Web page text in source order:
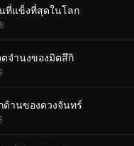
ที่แข็งที่สุดในโลก
ตจำนงของมิตสึกิ
ด้านของดวงจันทร์